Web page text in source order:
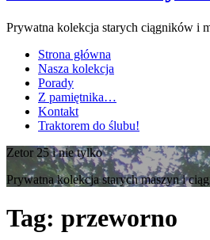
Prywatna kolekcja starych ciągników i
Strona główna
Nasza kolekcja
Porady
Z pamiętnika…
Kontakt
Traktorem do ślubu!
Zetor 25 i nie tylko
Prywatna kolekcja starych maszyn i
Tag: przeworno